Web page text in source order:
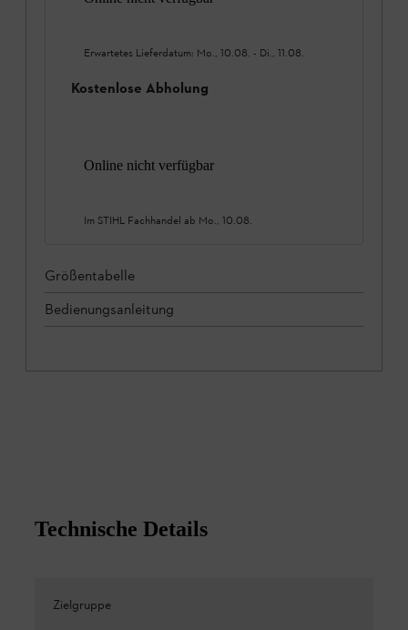
Erwartetes Lieferdatum: Mo., 10.08. - Di., 11.08.
Kostenlose Abholung
Online nicht verfügbar
Im STIHL Fachhandel ab Mo., 10.08.
Größentabelle
Bedienungsanleitung
Technische Details
Zielgruppe